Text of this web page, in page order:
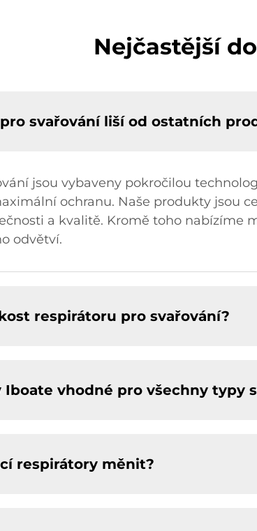
Nejčastější
svařování liší od ostatních
jsou vybaveny pokročilou
ochranu. Naše produkty jsou
a kvalitě. Kromě toho nabízíme
odvětví.
respirátoru pro svařování?
vhodné pro všechny typy
respirátory měnit?